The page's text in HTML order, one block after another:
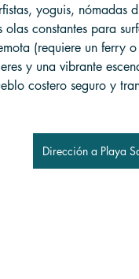
yoguis,
constantes para
(requiere un ferry
y una vibrante
costero seguro y
Dirección a Playa